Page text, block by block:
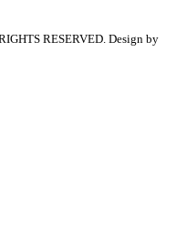
RESERVED. Design by